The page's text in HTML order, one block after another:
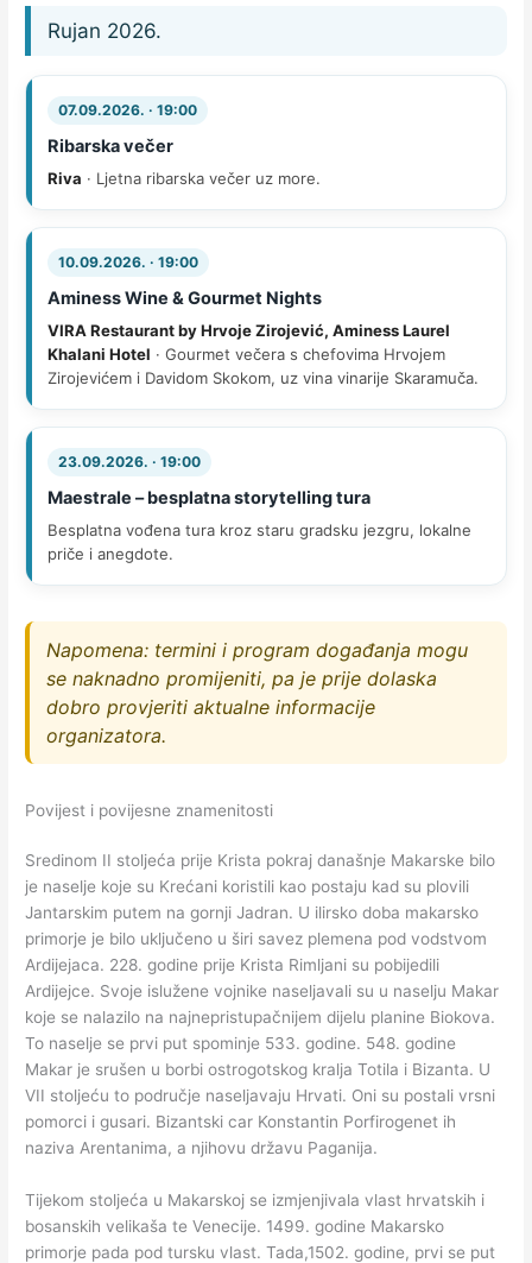
Rujan 2026.
07.09.2026. · 19:00
Ribarska večer
Riva · Ljetna ribarska večer uz more.
10.09.2026. · 19:00
Aminess Wine & Gourmet Nights
VIRA Restaurant by Hrvoje Zirojević, Aminess Laurel
Khalani Hotel · Gourmet večera s chefovima Hrvojem
Zirojevićem i Davidom Skokom, uz vina vinarije Skaramuča.
23.09.2026. · 19:00
Maestrale – besplatna storytelling tura
Besplatna vođena tura kroz staru gradsku jezgru, lokalne
priče i anegdote.
Napomena: termini i program događanja mogu
se naknadno promijeniti, pa je prije dolaska
dobro provjeriti aktualne informacije
organizatora.
Povijest i povijesne znamenitosti
Sredinom II stoljeća prije Krista pokraj današnje Makarske bilo
je naselje koje su Krećani koristili kao postaju kad su plovili
Jantarskim putem na gornji Jadran. U ilirsko doba makarsko
primorje je bilo uključeno u širi savez plemena pod vodstvom
Ardijejaca. 228. godine prije Krista Rimljani su pobijedili
Ardijejce. Svoje islužene vojnike naseljavali su u naselju Makar
koje se nalazilo na najnepristupačnijem dijelu planine Biokova.
To naselje se prvi put spominje 533. godine. 548. godine
Makar je srušen u borbi ostrogotskog kralja Totila i Bizanta. U
VII stoljeću to područje naseljavaju Hrvati. Oni su postali vrsni
pomorci i gusari. Bizantski car Konstantin Porfirogenet ih
naziva Arentanima, a njihovu državu Paganija.
Tijekom stoljeća u Makarskoj se izmjenjivala vlast hrvatskih i
bosanskih velikaša te Venecije. 1499. godine Makarsko
primorje pada pod tursku vlast. Tada,1502. godine, prvi se put